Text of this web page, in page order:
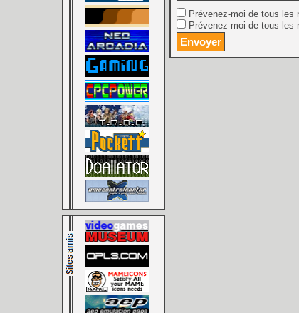
Prévenez-moi de tous les
Prévenez-moi de tous les